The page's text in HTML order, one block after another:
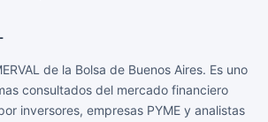
de la Bolsa de Buenos Aires. Es uno
consultados del mercado financiero
inversores, empresas PYME y analistas